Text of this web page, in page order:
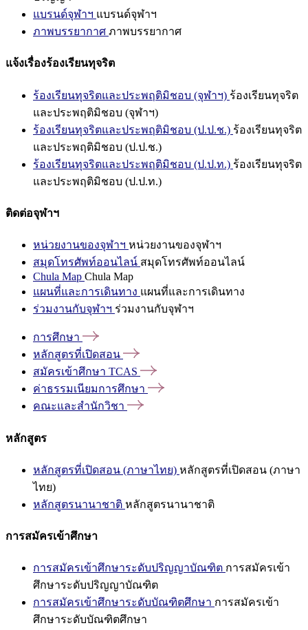
แบรนด์จุฬาฯ แบรนด์จุฬาฯ
ภาพบรรยากาศ ภาพบรรยากาศ
แจ้งเรื่องร้องเรียนทุจริต
ร้องเรียนทุจริตและประพฤติมิชอบ (จุฬาฯ) ร้องเรียนทุจริต
และประพฤติมิชอบ (จุฬาฯ)
ร้องเรียนทุจริตและประพฤติมิชอบ (ป.ป.ช.) ร้องเรียนทุจริต
และประพฤติมิชอบ (ป.ป.ช.)
ร้องเรียนทุจริตและประพฤติมิชอบ (ป.ป.ท.) ร้องเรียนทุจริต
และประพฤติมิชอบ (ป.ป.ท.)
ติดต่อจุฬาฯ
หน่วยงานของจุฬาฯ หน่วยงานของจุฬาฯ
สมุดโทรศัพท์ออนไลน์ สมุดโทรศัพท์ออนไลน์
Chula Map Chula Map
แผนที่และการเดินทาง แผนที่และการเดินทาง
ร่วมงานกับจุฬาฯ ร่วมงานกับจุฬาฯ
การศึกษา
หลักสูตรที่เปิดสอน
สมัครเข้าศึกษา TCAS
ค่าธรรมเนียมการศึกษา
คณะและสำนักวิชา
หลักสูตร
หลักสูตรที่เปิดสอน (ภาษาไทย) หลักสูตรที่เปิดสอน (ภาษา
ไทย)
หลักสูตรนานาชาติ หลักสูตรนานาชาติ
การสมัครเข้าศึกษา
การสมัครเข้าศึกษาระดับปริญญาบัณฑิต การสมัครเข้า
ศึกษาระดับปริญญาบัณฑิต
การสมัครเข้าศึกษาระดับบัณฑิตศึกษา การสมัครเข้า
ศึกษาระดับบัณฑิตศึกษา